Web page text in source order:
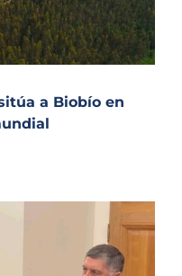
a Biobío en